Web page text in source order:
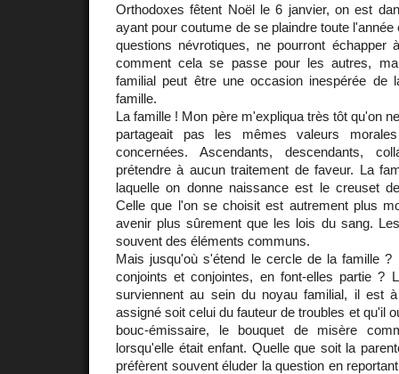
Orthodoxes fêtent Noël le 6 janvier, on est
ayant pour coutume de se plaindre toute
questions névrotiques, ne pourront échapper
comment cela se passe pour les autres,
familial peut être une occasion inespérée de
famille.
La famille ! Mon père m'expliqua très tôt qu'on
partageait pas les mêmes valeurs
concernées. Ascendants, descendants,
prétendre à aucun traitement de faveur. La
laquelle on donne naissance est le creuset
Celle que l'on se choisit est autrement plus
avenir plus sûrement que les lois du sang.
souvent des éléments communs.
Mais jusqu'où s'étend le cercle de la famille ?
conjoints et conjointes, en font-elles partie ?
surviennent au sein du noyau familial, il est
assigné soit celui du fauteur de troubles et qu'il
bouc-émissaire, le bouquet de misère
lorsqu'elle était enfant. Quelle que soit la
préfèrent souvent éluder la question en